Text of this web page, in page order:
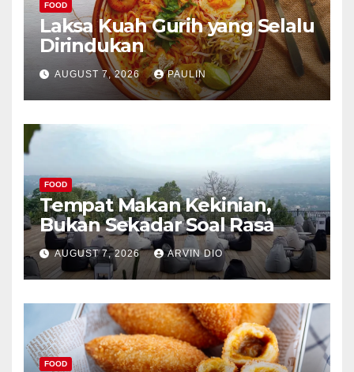
FOOD
Laksa Kuah Gurih yang Selalu
Dirindukan
AUGUST 7, 2026 PAULIN
FOOD
Tempat Makan Kekinian,
Bukan Sekadar Soal Rasa
AUGUST 7, 2026 ARVIN DIO
FOOD